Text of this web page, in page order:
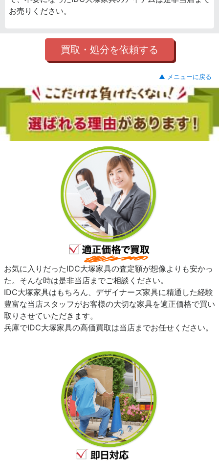
お売りください。
買取・処分を依頼する
▲ メニューに戻る
お気に入りだったIDC大塚家具の査定額が想像よりも安かっ
た。そんな時は是非当店までご相談ください。
IDC大塚家具はもちろん、デザイナーズ家具に精通した経験
豊富な当店スタッフがお客様の大切な家具を適正価格で買い
取りさせていただきます。
兵庫でIDC大塚家具の高価買取は当店までお任せください。